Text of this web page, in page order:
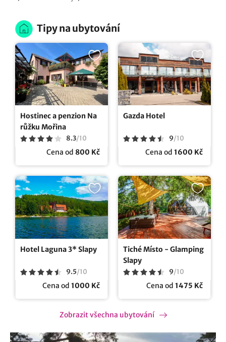
Tipy na ubytování
Hostinec a penzion Na
růžku Mořina
8.3/10
Cena od 800 Kč
Gazda Hotel
9/10
Cena od 1600 Kč
Hotel Laguna 3* Slapy
9.5/10
Cena od 1000 Kč
Tiché Místo - Glamping
Slapy
9/10
Cena od 1475 Kč
Zobrazit všechna ubytování